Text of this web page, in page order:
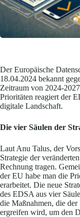
Der Europäische
18.04.2024 bekannt
Zeitraum von 2024-
Prioritäten reagiert der
digitale Landschaft.
Die vier Säulen der
Laut Anu Talus, der
Strategie der
Rechnung tragen.
der EU habe man die
erarbeitet. Die neue
des EDSA aus vier
die Maßnahmen, die
ergreifen wird, um den